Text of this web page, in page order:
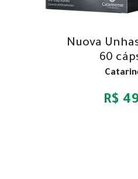
Nuova
60
R$